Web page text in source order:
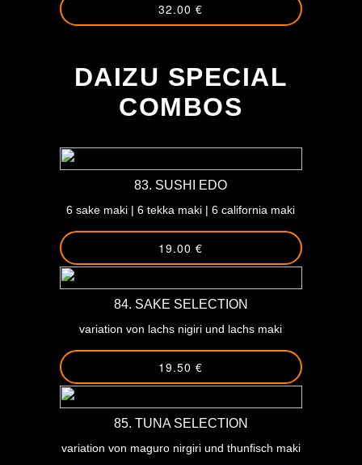
32.00 €
DAIZU SPECIAL
COMBOS
83. SUSHI EDO
6 sake maki | 6 tekka maki | 6 california maki
19.00 €
84. SAKE SELECTION
variation von lachs nigiri und lachs maki
19.50 €
85. TUNA SELECTION
variation von maguro nirgiri und thunfisch maki